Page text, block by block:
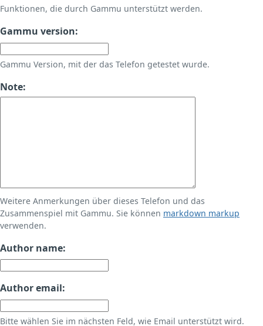
Funktionen, die durch Gammu unterstützt werden.
Gammu version:
Gammu Version, mit der das Telefon getestet wurde.
Note:
Weitere Anmerkungen über dieses Telefon und das
Zusammenspiel mit Gammu. Sie können markdown markup
verwenden.
Author name:
Author email:
Bitte wählen Sie im nächsten Feld, wie Email unterstützt wird.